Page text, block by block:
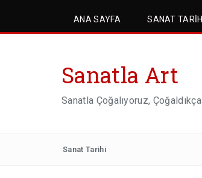
ANA SAYFA SANAT
Sanatla Art
Sanatla Çoğalıyoruz,
Sanat Tarihi